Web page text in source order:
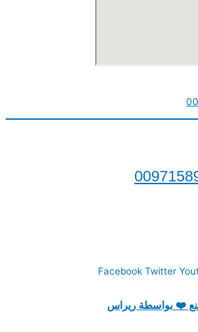
Facebook Twitter
❤️ بواسطة ريراس